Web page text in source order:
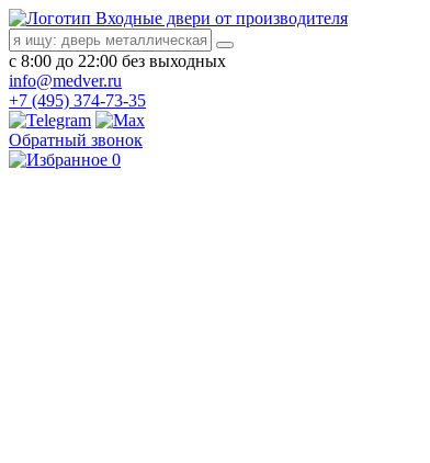
Входные двери от производителя
с 8:00 до 22:00 без выходных
info@medver.ru
+7 (495) 374-73-35
Обратный звонок
0